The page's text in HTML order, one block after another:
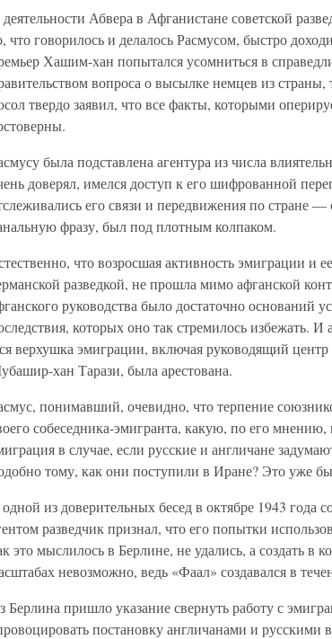
Абвера в Афганистане советской
что говорилось и делалось Расмусом, быстро
Хашим-хан попытался усомниться в
вопроса о высылке немцев из
твердо заявил, что все факты, которыми
была подставлена агентура из числа
доверял, имелся доступ к его шифрованной
его связи и передвижения по стране
фразу, был под плотным колпаком.
что возросшая активность эмиграции и
разведкой, не прошла мимо афганской
руководства было достаточно оснований
которых оно так стремилось избежать.
верхушка эмиграции, включая руководящий центр
хан Тарази, была арестована.
понимавший, очевидно, что терпение
собеседника-эмигранта, какую, по его мнению,
в случае, если русские и англичане
тому, как они поступили в Иране? Это уже
из доверительных бесед в октябре 1943 года
разведчик признал, что его попытки
это мыслилось в Берлине, не удались, а создать в
невозможно, ведь «Фаал» создавался в
Берлина пришло указание свернуть работу с
постановку англичанами и русскими